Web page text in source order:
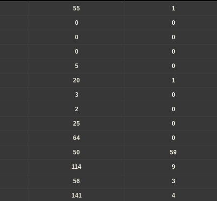
55 1
0 0
0 0
0 0
5 0
20 1
3 0
2 0
25 0
64 0
50 59
114 9
56 3
141 4